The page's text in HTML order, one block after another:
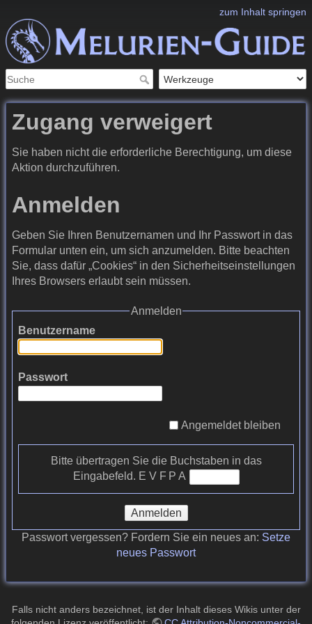
zum Inhalt springen
Zugang verweigert
Sie haben nicht die erforderliche Berechtigung, um diese
Aktion durchzuführen.
Anmelden
Geben Sie Ihren Benutzernamen und Ihr Passwort in das
Formular unten ein, um sich anzumelden. Bitte beachten
Sie, dass dafür „Cookies“ in den Sicherheitseinstellungen
Ihres Browsers erlaubt sein müssen.
Anmelden
Benutzername
Passwort
Angemeldet bleiben
Bitte übertragen Sie die Buchstaben in das
Eingabefeld. E V​ F P A
Anmelden
Passwort vergessen? Fordern Sie ein neues an: Setze
neues Passwort
Falls nicht anders bezeichnet, ist der Inhalt dieses Wikis unter der